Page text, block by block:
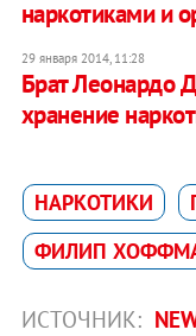
наркотиками и
29 января 2014, 11:28
Брат Леонардо
хранение
НАРКОТИКИ
ФИЛИП
ИСТОЧНИК: